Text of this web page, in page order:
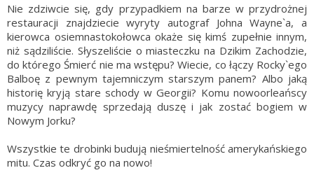
Nie zdziwcie się, gdy przypadkiem na barze w przydrożnej
restauracji znajdziecie wyryty autograf Johna Wayne`a, a
kierowca osiemnastokołowca okaże się kimś zupełnie innym,
niż sądziliście. Słyszeliście o miasteczku na Dzikim Zachodzie,
do którego Śmierć nie ma wstępu? Wiecie, co łączy Rocky`ego
Balboę z pewnym tajemniczym starszym panem? Albo jaką
historię kryją stare schody w Georgii? Komu nowoorleańscy
muzycy naprawdę sprzedają duszę i jak zostać bogiem w
Nowym Jorku?
Wszystkie te drobinki budują nieśmiertelność amerykańskiego
mitu. Czas odkryć go na nowo!